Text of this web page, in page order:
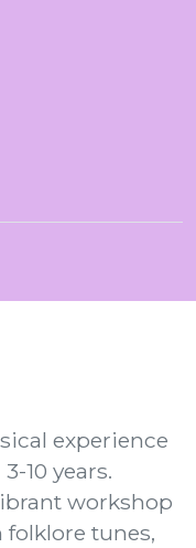
experience
10 years.
workshop
tunes,